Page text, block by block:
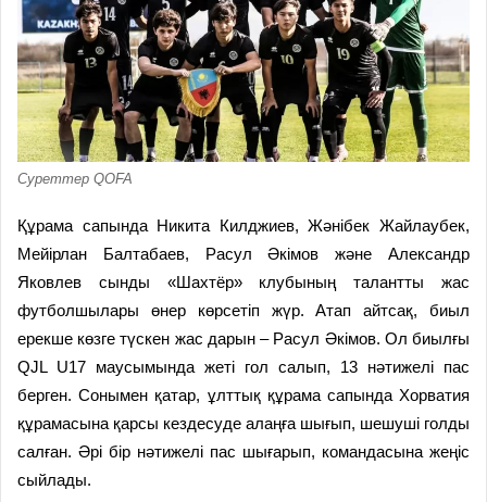
Суреттер QOFA
Құрама сапында Никита Килджиев, Жәнібек Жайлаубек,
Мейірлан Балтабаев, Расул Әкімов және Александр
Яковлев сынды «Шахтёр» клубының талантты жас
футболшылары өнер көрсетіп жүр. Атап айтсақ, биыл
ерекше көзге түскен жас дарын – Расул Әкімов. Ол биылғы
QJL U17 маусымында жеті гол салып, 13 нәтижелі пас
берген. Сонымен қатар, ұлттық құрама сапында Хорватия
құрамасына қарсы кездесуде алаңға шығып, шешуші голды
салған. Әрі бір нәтижелі пас шығарып, командасына жеңіс
сыйлады.